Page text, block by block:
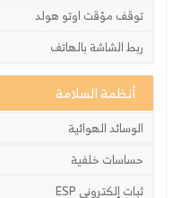
توقف مؤقت اوتو هولد
ربط الشاشة بالهاتف
أنظمة السلامة
الوسائد الهوائية
حساسات خلفية
ثبات إلكتروني ESP